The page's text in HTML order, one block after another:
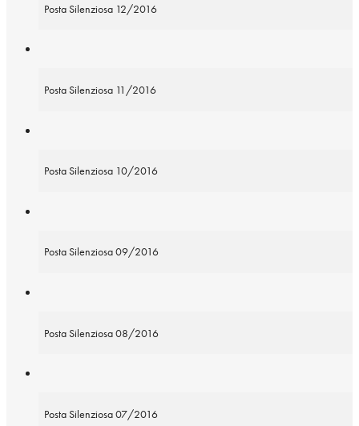
Posta Silenziosa 12/2016
Posta Silenziosa 11/2016
Posta Silenziosa 10/2016
Posta Silenziosa 09/2016
Posta Silenziosa 08/2016
Posta Silenziosa 07/2016